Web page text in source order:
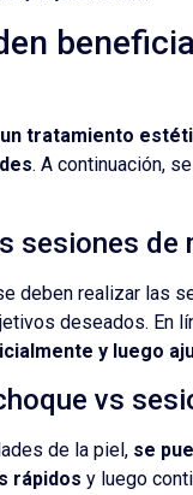
tratamiento
. A continuación,
sesiones
deben realizar las
deseados. En
y luego
vs
de la piel, se
rápidos y luego